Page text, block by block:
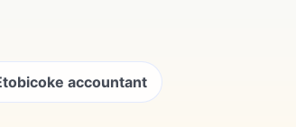
accountant